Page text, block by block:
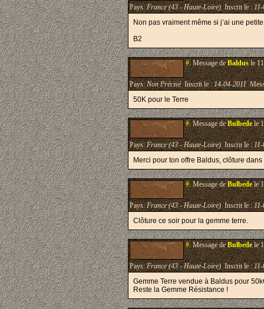
Pays:France (43 - Haute-Loire)Inscrit le :
Non pas vraiment même si j’ai une
B2
#.Message deBaldusle
Pays:Non PréciséInscrit le :14-04-2011
50K pour le Terre
#.Message deBulbedele
Pays:France (43 - Haute-Loire)Inscrit le :
Merci pour ton offre Baldus, clôture
#.Message deBulbedele
Pays:France (43 - Haute-Loire)Inscrit le :
Clôture ce soir pour la gemme terre.
#.Message deBulbedele
Pays:France (43 - Haute-Loire)Inscrit le :
Gemme Terre vendue à Baldus pour
Reste la Gemme Résistance !